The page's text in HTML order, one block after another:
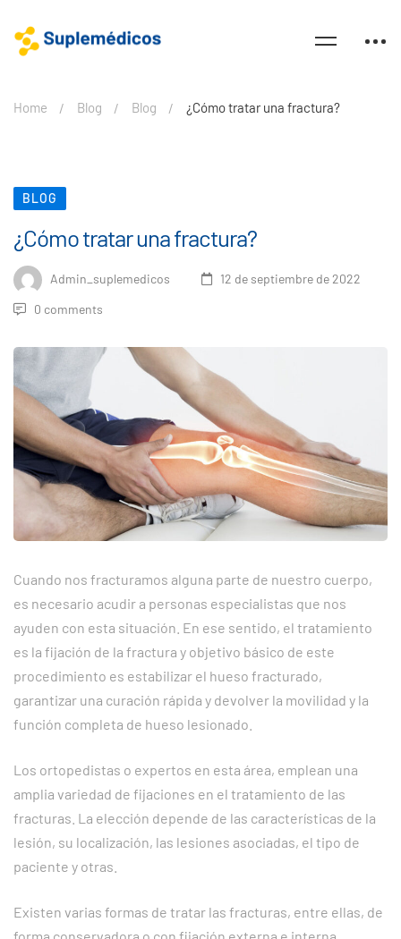
Home Blog Blog ¿Cómo tratar una fractura?
BLOG
¿Cómo tratar una fractura?
Admin_suplemedicos 12 de septiembre de 2022
0 comments
Cuando nos fracturamos alguna parte de nuestro cuerpo,
es necesario acudir a personas especialistas que nos
ayuden con esta situación. En ese sentido, el tratamiento
es la fijación de la fractura y objetivo básico de este
procedimiento es estabilizar el hueso fracturado,
garantizar una curación rápida y devolver la movilidad y la
función completa de hueso lesionado.
Los ortopedistas o expertos en esta área, emplean una
amplia variedad de fijaciones en el tratamiento de las
fracturas. La elección depende de las características de la
lesión, su localización, las lesiones asociadas, el tipo de
paciente y otras.
Existen varias formas de tratar las fracturas, entre ellas, de